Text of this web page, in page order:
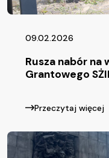
09.02.2026
Rusza nabór na
Grantowego
Przeczytaj więcej